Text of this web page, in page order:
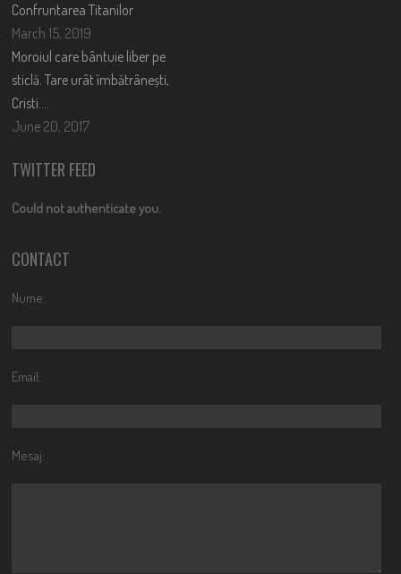
Confruntarea Titanilor
March 15, 2019
Moroiul care bântuie liber pe
sticlă. Tare urât îmbătrânești,
Cristi….
June 20, 2017
TWITTER FEED
Could not authenticate you.
CONTACT
Nume:
Email:
Mesaj: